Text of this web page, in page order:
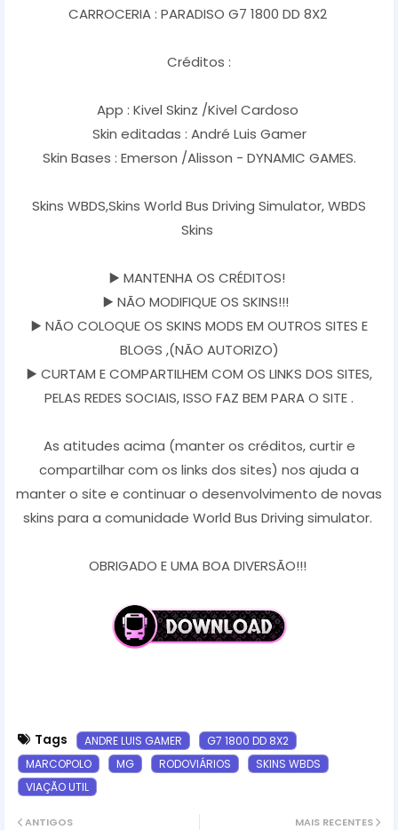
CARROCERIA : PARADISO G7 1800 DD 8X2
Créditos :
App : Kivel Skinz /Kivel Cardoso
Skin editadas : André Luis Gamer
Skin Bases : Emerson /Alisson - DYNAMIC GAMES.
Skins WBDS,Skins World Bus Driving Simulator, WBDS
Skins
▶️ MANTENHA OS CRÉDITOS!
▶️ NÃO MODIFIQUE OS SKINS!!!
▶️ NÃO COLOQUE OS SKINS MODS EM OUTROS SITES E
BLOGS ,(NÃO AUTORIZO)
▶️ CURTAM E COMPARTILHEM COM OS LINKS DOS SITES,
PELAS REDES SOCIAIS, ISSO FAZ BEM PARA O SITE .
As atitudes acima (manter os créditos, curtir e
compartilhar com os links dos sites) nos ajuda a
manter o site e continuar o desenvolvimento de novas
skins para a comunidade World Bus Driving simulator.
OBRIGADO E UMA BOA DIVERSÃO!!!
Tags ANDRE LUIS GAMER
G7 1800 DD 8X2
MARCOPOLO
MG RODOVIÁRIOS
SKINS WBDS
VIAÇÃO UTIL
MAIS RECENTES
ANTIGOS